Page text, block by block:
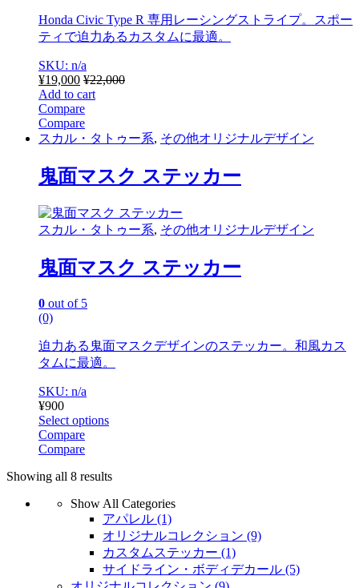
Honda Civic Type R 専用レーシングストライプ。スポー
ティで迫力あるカスタムに最適。
SKU: n/a
¥19,000 ¥22,000
Add to cart
Compare
Compare
スカル・タトゥー系, その他オリジナルデザイン
鬼面マスク ステッカー
スカル・タトゥー系, その他オリジナルデザイン
鬼面マスク ステッカー
0 out of 5
(0)
迫力ある鬼面マスクデザインのステッカー。和風カス
タムに最適。
SKU: n/a
¥900
Select options
This
product
multiple
The
Compare
Compare
Showing all 8 results
Show All Categories
アパレル (1)
オリジナルコレクション (9)
カスタムステッカー (1)
サイドライン・ボディデカール (5)